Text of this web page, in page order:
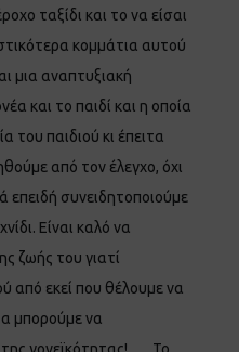
ταξίδι και το να είσαι
κομμάτια αυτού
μια αναπτυξιακή
και το παιδί και η οποία
του παιδιού κι έπειτα
από τον έλεγχο, όχι
επειδή συνειδητοποιούμε
Είναι καλό να
ζωής του γιατί
από εκεί που θέλουμε να
μπορούμε να